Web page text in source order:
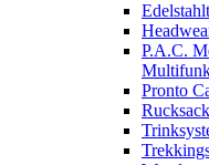
P.A.C.
Pronto